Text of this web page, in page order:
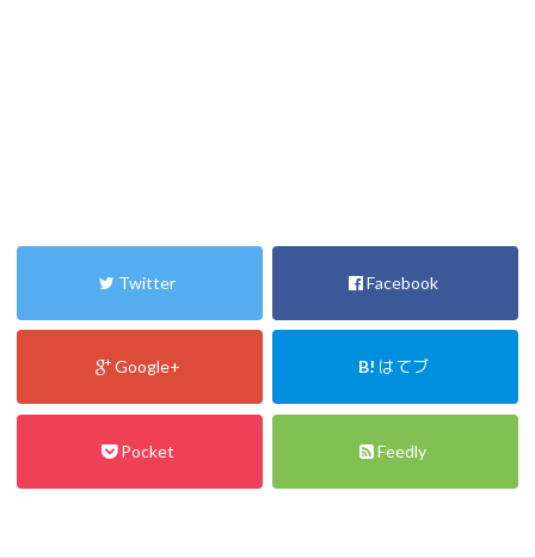
Twitter Facebook
Google+ B! はてブ
Pocket Feedly